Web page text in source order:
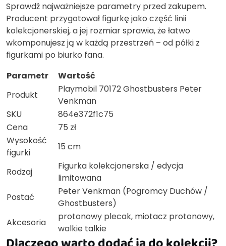
Sprawdź najważniejsze parametry przed zakupem.
Producent przygotował figurkę jako część linii
kolekcjonerskiej, a jej rozmiar sprawia, że łatwo
wkomponujesz ją w każdą przestrzeń – od półki z
figurkami po biurko fana.
Parametr
Wartość
Produkt
Playmobil 70172 Ghostbusters Peter
Venkman
SKU
864e372f1c75
Cena
75 zł
Wysokość
figurki
15 cm
Rodzaj
Figurka kolekcjonerska / edycja
limitowana
Postać
Peter Venkman (Pogromcy Duchów /
Ghostbusters)
Akcesoria
protonowy plecak, miotacz protonowy,
walkie talkie